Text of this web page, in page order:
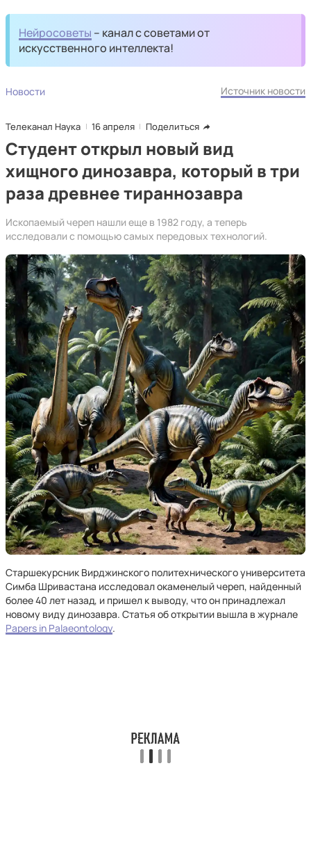
Нейросоветы – канал с советами от
искусственного интеллекта!
Новости Источник новости
Телеканал Наука 16 апреля Поделиться
Студент открыл новый вид
хищного динозавра, который в три
раза древнее тираннозавра
Ископаемый череп нашли еще в 1982 году, а теперь
исследовали с помощью самых передовых технологий.
Старшекурсник Вирджинского политехнического университета
Симба Шривастана исследовал окаменелый череп, найденный
более 40 лет назад, и пришел к выводу, что он принадлежал
новому виду динозавра. Статья об открытии вышла в журнале
Papers in Palaeontology.